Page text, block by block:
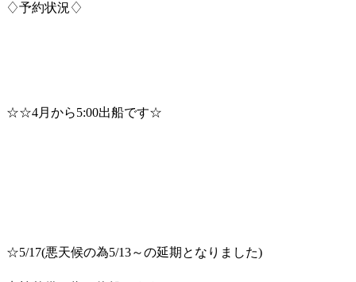
♢予約状況♢
☆☆4月から5:00出船です☆
☆5/17(悪天候の為5/13～の延期となりました)